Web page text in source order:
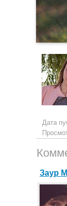
Дата
Заур